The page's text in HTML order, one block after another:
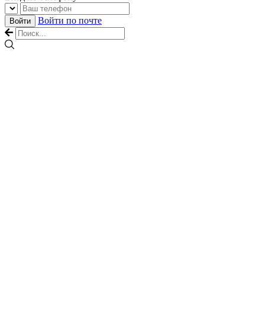
Войти Войти по почте